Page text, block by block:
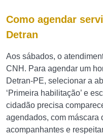
Como agendar
Detran
Aos sábados, o
CNH. Para agendar um
Detran-PE, selecionar a
‘Primeira habilitação’ e
cidadão precisa
agendados, com máscara
acompanhantes e